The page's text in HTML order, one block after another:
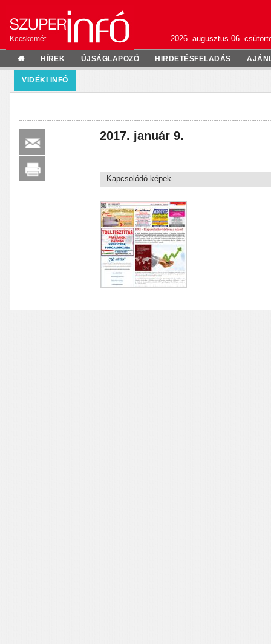
Kecskemét 2026. augusztus 06.
HÍREK ÚJSÁGLAPOZÓ HIRDETÉSFELADÁS
VIDÉKI INFÓ
2017. január 9.
Kapcsolódó képek